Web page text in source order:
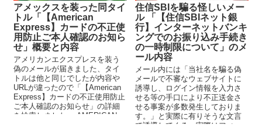
アメックスを装った同タイ
トル「【American
Express】カードの不正使
用防止ご本人確認のお知ら
せ」概要と内容
アメリカンエクスプレスを装う
偽のメールが届きました、タイ
トルは他と同じでしたが内容や
URLが違ったので「【American
Express】カードの不正使用防止
ご本人確認のお知らせ」の詳細
を検索しました。 AMERICAN...
住信SBIを騙る怪しいメー
ル 「【住信SBIネット銀
行】インターネットバンキ
ングでのお振り込み手続き
の一時制限について」のメ
ール内容
メール内には「当社名を騙る偽
メールで不審なウェブサイトに
誘導し、ログイン情報を入力さ
せる等の手口により不正送金さ
せる事案が多数発生しておりま
す。」と実際に有りそうな文言
で誘導してくる、実際はフィッ